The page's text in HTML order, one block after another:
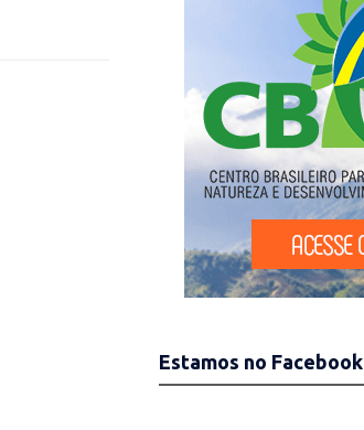
Estamos no Facebook